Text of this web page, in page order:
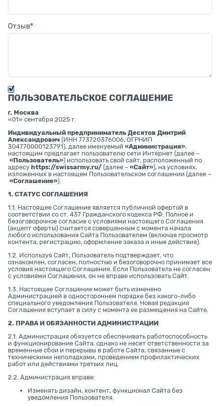
Отзыв
ПОЛЬЗОВАТЕЛЬСКОЕ СОГЛАШЕНИЕ
г. Москва
«01» сентября 2025 г.
Индивидуальный предприниматель Десятов Дмитрий
Александрович (ИНН 773720376006, ОГРНИП
304770000123791), далее именуемый «Администрация»,
настоящим предлагает пользователю сети Интернет (далее –
«Пользователь») использовать свой сайт, расположенный по
адресу https://swissarmy.ru/ (далее – «Сайт»), на условиях,
изложенных в настоящем Пользовательском соглашении (далее –
«Соглашение»).
1. СТАТУС СОГЛАШЕНИЯ
1.1. Настоящее Соглашение является публичной офертой в
соответствии со ст. 437 Гражданского кодекса РФ. Полное и
безоговорочное согласие с условиями настоящего Соглашения
(акцепт оферты) считается совершенным с момента начала
любого использования Сайта Пользователем (включая просмотр
контента, регистрацию, оформление заказа и иные действия).
1.2. Используя Сайт, Пользователь подтверждает, что
ознакомлен, согласен, полностью и безоговорочно принимает все
условия настоящего Соглашения. Если Пользователь не согласен
с условиями Соглашения, он не вправе использовать Сайт.
1.3. Настоящее Соглашение может быть изменено
Администрацией в одностороннем порядке без какого-либо
специального уведомления Пользователя. Новая редакция
Соглашения вступает в силу с момента ее размещения на Сайте.
2. ПРАВА И ОБЯЗАННОСТИ АДМИНИСТРАЦИИ
2.1. Администрация обязуется обеспечивать работоспособность
и функционирование Сайта, однако не несет ответственности за
временные сбои и перерывы в работе Сайта, связанные с
техническими неполадками, проведением профилактических
работ или действиями третьих лиц.
2.2. Администрация вправе:
Изменять дизайн, контент, функционал Сайта без
уведомления Пользователя.